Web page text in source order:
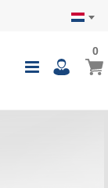
Toggle
00